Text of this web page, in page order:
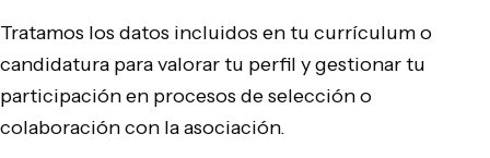
Tratamos los datos incluidos en tu currículum o
candidatura para valorar tu perfil y gestionar tu
participación en procesos de selección o
colaboración con la asociación.